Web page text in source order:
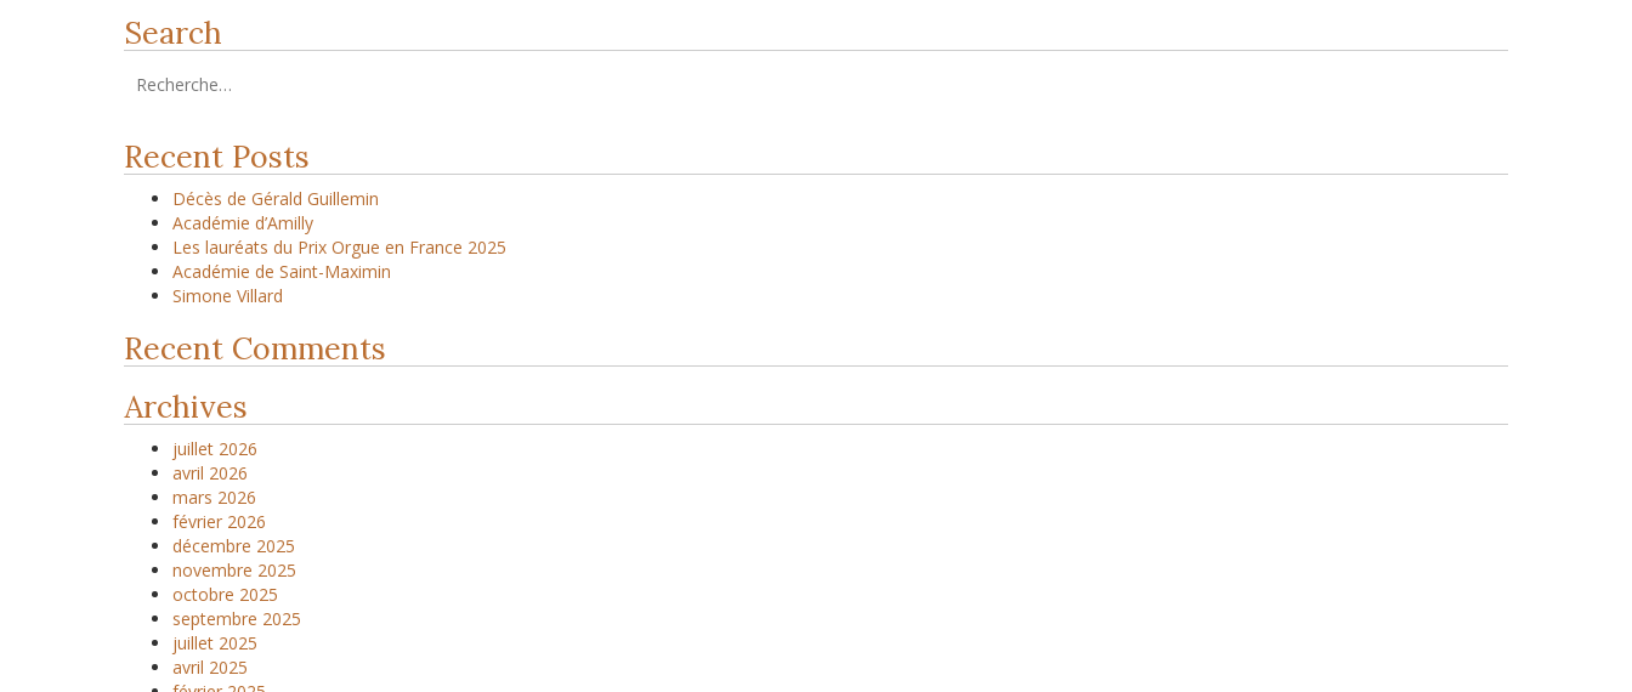
Search
Recent Posts
Décès de Gérald Guillemin
Académie d’Amilly
Les lauréats du Prix Orgue en France 2025
Académie de Saint-Maximin
Simone Villard
Recent Comments
Archives
juillet 2026
avril 2026
mars 2026
février 2026
décembre 2025
novembre 2025
octobre 2025
septembre 2025
juillet 2025
avril 2025